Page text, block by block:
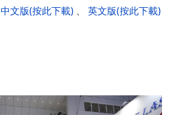
中文版(按此下載) 、 英文版(按此下載)